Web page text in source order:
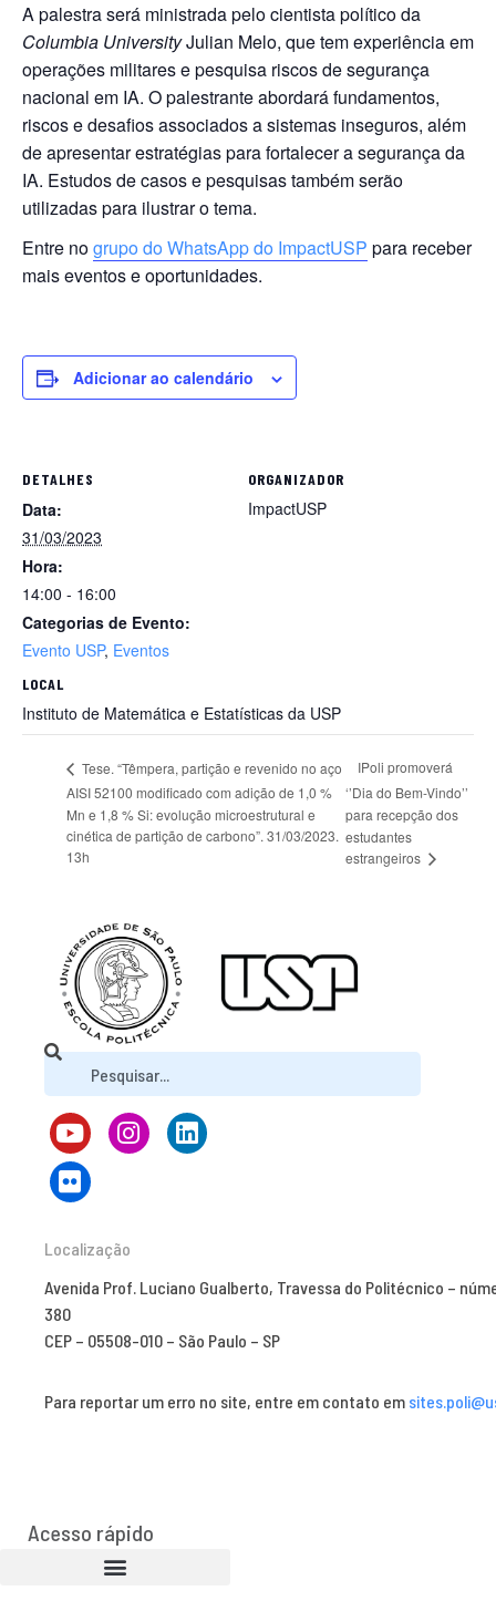
A palestra será ministrada pelo cientista político da
Columbia UniversityJulian Melo, que tem experiência em
operações militares e pesquisa riscos de segurança
nacional em IA. O palestrante abordará fundamentos,
riscos e desafios associados a sistemas inseguros, além
de apresentar estratégias para fortalecer a segurança da
IA. Estudos de casos e pesquisas também serão
utilizadas para ilustrar o tema.
Entre nogrupo do WhatsApp do ImpactUSP para receber
mais eventos e oportunidades.
Adicionar ao calendário
DETALHES
Data:
31/03/2023
Hora:
14:00 - 16:00
Categorias de Evento:
Evento USP, Eventos
LOCAL
Instituto de Matemática e Estatísticas da USP
ORGANIZADOR
ImpactUSP
Tese. “Têmpera, partição e revenido no aço
AISI 52100 modificado com adição de 1,0 %
Mn e 1,8 % Si: evolução microestrutural e
cinética de partição de carbono”. 31/03/2023.
13h
IPoli promoverá
‘’Dia do Bem-Vindo’’
para recepção dos
estudantes
estrangeiros
Localização
Avenida Prof. Luciano Gualberto, Travessa do Politécnico –
380
CEP – 05508-010 – São Paulo – SP
Para reportar um erro no site, entre em contato em
Acesso rápido